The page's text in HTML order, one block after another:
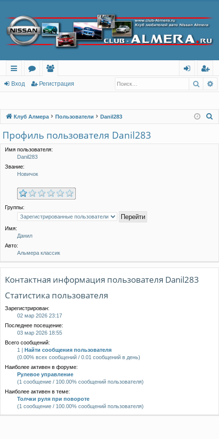
с
лк
о
м
ол
ов
ел
ег
тр
ия
Вход Регистрация
Клуб Алмера Пользователи Danil283
Профиль пользователя Danil283
Имя пользователя:
Danil283
Звание:
Новичок
Группы:
Имя:
Данил
Авто:
Альмера классик
Контактная информация пользователя Danil283
Статистика пользователя
Зарегистрирован:
02 мар 2026 23:17
Последнее посещение:
03 мар 2026 18:55
Всего сообщений:
1 | Найти сообщения пользователя
(0.00% всех сообщений / 0.01 сообщений в день)
Наиболее активен в форуме:
Рулевое управление
(1 сообщение / 100.00% сообщений пользователя)
Наиболее активен в теме:
Толчки руля при повороте
(1 сообщение / 100.00% сообщений пользователя)